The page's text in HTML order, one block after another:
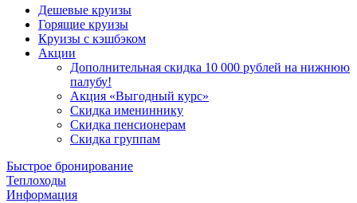
Дешевые круизы
Горящие круизы
Круизы с кэшбэком
Акции
Дополнительная скидка 10 000 рублей на нижнюю
палубу!
Акция «Выгодный курс»
Скидка имениннику
Скидка пенсионерам
Скидка группам
Быстрое бронирование
Теплоходы
Информация